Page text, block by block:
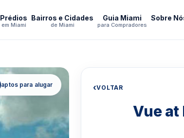
Prédios
em Miami
Bairros e Cidades
de Miami
Guia Miami
para Compradores
Sobre
aptos para alugar ‹VOLTAR
Vue at